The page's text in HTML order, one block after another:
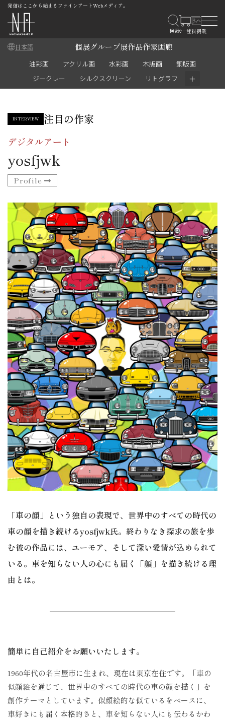
発信はここから始まるファインアートWebメディア。
日本語 個展グループ展作品作家画廊
油彩画 アクリル画 水彩画 木版画
銅版画
ジークレー
シルクスクリーン リトグラフ ＋
INTERVIEW 注目の作家
デジタルアート
yosfjwk
Profile
「車の顔」という独自の表現で、世界中のすべての時代の
車の顔を描き続けるyosfjwk氏。終わりなき探求の旅を歩
む彼の作品には、ユーモア、そして深い愛情が込められて
いる。車を知らない人の心にも届く「顔」を描き続ける理
由とは。
簡単に自己紹介をお願いいたします。
1960年代の名古屋市に生まれ、現在は東京在住です。「車の
似顔絵を通じて、世界中のすべての時代の車の顔を描く」を
創作テーマとしています。 似顔絵的な似ているをベースに、
車好きにも届く本格的さと、車を知らない人にも伝わるかわ